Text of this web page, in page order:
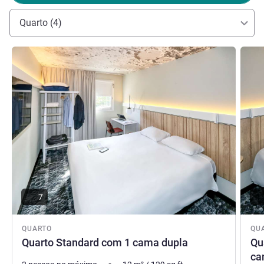
Quarto (4)
QUARTO
Quarto Standard com 1 cama dupla
Ver detalhes
7
Ver